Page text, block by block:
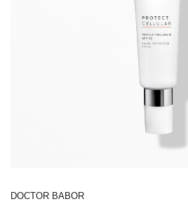
DOCTOR BABOR